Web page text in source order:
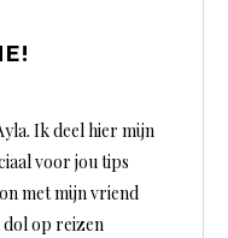
Ik deel hier mijn
voor jou tips
met mijn vriend
op reizen